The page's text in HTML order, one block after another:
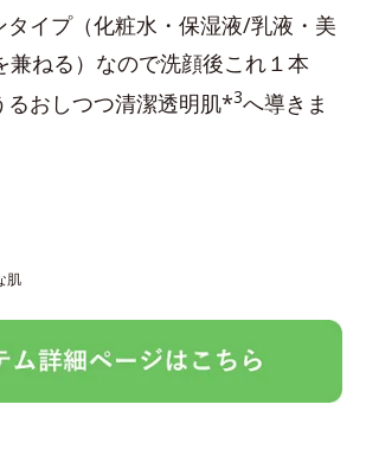
タイプ（化粧水・保湿液/乳液・美
兼ねる）なので洗顔後これ１本
るおしつつ清潔透明肌*3へ導きま
肌